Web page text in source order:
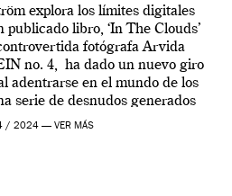
explora los límites digitales
libro, ‘In The Clouds’
fotógrafa Arvida
no. 4, ha dado un nuevo giro
adentrarse en el mundo de los
serie de desnudos generados
por […]
/ 2024 — VER MÁS